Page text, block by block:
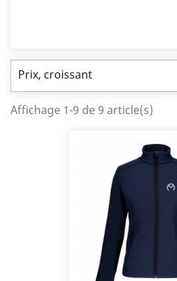
Prix, croissant
Affichage 1-9 de 9 article(s)